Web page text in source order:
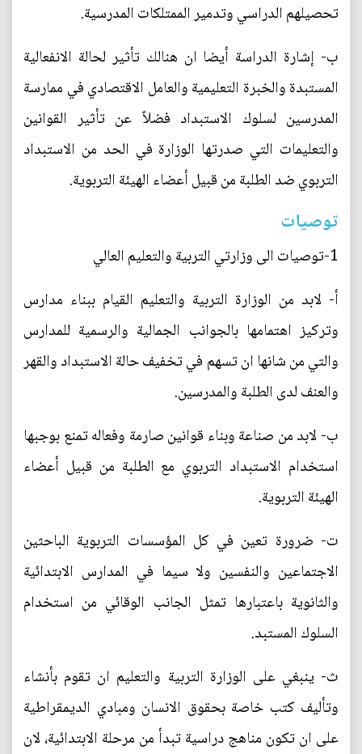
تحصيلهم الدراسي وتدمير الممتلكات المدرسية.
ب‌- إشارة الدراسة أيضا ان هنالك تأثير لحالة الانفعالية
المستبدة والخبرة التعليمية والعامل الاقتصادي في ممارسة
المدرسين لسلوك الاستبداد فضلاً عن تأثير القوانين
والتعليمات التي صدرتها الوزارة في الحد من الاستبداد
التربوي ضد الطلبة من قبيل أعضاء الهيئة التربوية.
توصيات
1-توصيات الى وزارتي التربية والتعليم العالي
أ‌- لابد من الوزارة التربية والتعليم القيام ببناء مدارس
وتركيز اهتمامها بالجوانب الجمالية والرسمية للمدارس
والتي من شانها ان تسهم في تخفيف حالة الاستبداد والقهر
والعنف لدى الطلبة والمدرسين.
ب‌- لابد من صناعة وبناء قوانين صارمة وفعاله تمنع بوجبها
استخدام الاستبداد التربوي مع الطلبة من قبيل أعضاء
الهيئة التربوية.
ت‌- ضرورة تعين في كل المؤسسات التربوية الباحثين
الاجتماعين والنفسين ولا سيما في المدارس الابتدائية
والثانوية باعتبارها تمثل الجانب الوقائي من استخدام
السلوك المستبد.
ث‌- ينبغي على الوزارة التربية والتعليم ان تقوم بأنشاء
وتأليف كتب خاصة بحقوق الانسان ومبادي الديمقراطية
على ان تكون مناهج دراسية تبدأ من مرحلة الابتدائية، لان